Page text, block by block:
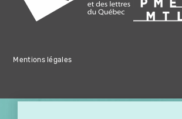
Mentions légales